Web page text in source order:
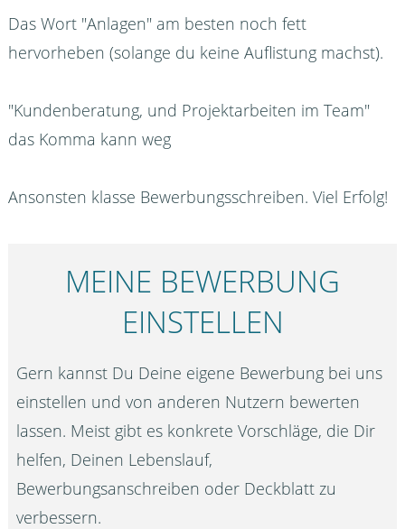
Das Wort "Anlagen" am besten noch fett
hervorheben (solange du keine Auflistung machst).
"Kundenberatung, und Projektarbeiten im Team"
das Komma kann weg
Ansonsten klasse Bewerbungsschreiben. Viel Erfolg!
MEINE BEWERBUNG
EINSTELLEN
Gern kannst Du Deine eigene Bewerbung bei uns
einstellen und von anderen Nutzern bewerten
lassen. Meist gibt es konkrete Vorschläge, die Dir
helfen, Deinen Lebenslauf,
Bewerbungsanschreiben oder Deckblatt zu
verbessern.